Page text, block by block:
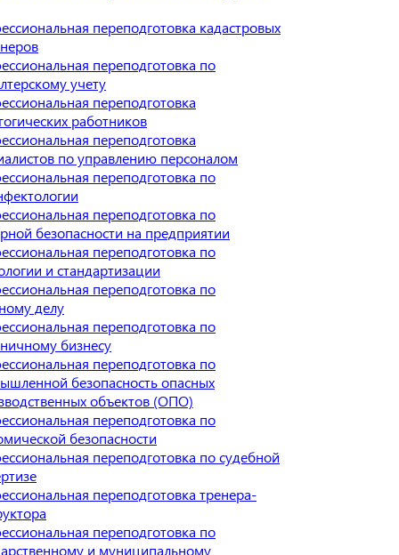
переподготовка кадастровых
переподготовка по
учету
переподготовка
работников
переподготовка
по управлению персоналом
переподготовка по
переподготовка по
безопасности на предприятии
переподготовка по
и стандартизации
переподготовка по
делу
переподготовка по
бизнесу
переподготовка по
безопасность опасных
объектов (ОПО)
переподготовка по
безопасности
переподготовка по судебной
переподготовка тренера-
переподготовка по
и муниципальному